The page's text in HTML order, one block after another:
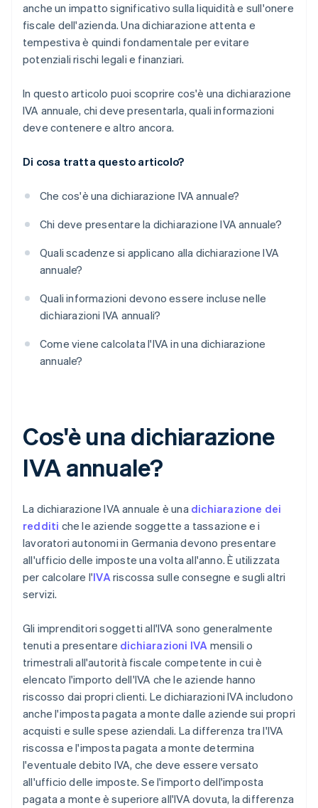
anche un impatto significativo sulla liquidità e sull'onere
fiscale dell'azienda. Una dichiarazione attenta e
tempestiva è quindi fondamentale per evitare
potenziali rischi legali e finanziari.
In questo articolo puoi scoprire cos'è una dichiarazione
IVA annuale, chi deve presentarla, quali informazioni
deve contenere e altro ancora.
Di cosa tratta questo articolo?
Che cos'è una dichiarazione IVA annuale?
Chi deve presentare la dichiarazione IVA annuale?
Quali scadenze si applicano alla dichiarazione IVA
annuale?
Quali informazioni devono essere incluse nelle
dichiarazioni IVA annuali?
Come viene calcolata l'IVA in una dichiarazione
annuale?
Cos'è una dichiarazione
IVA annuale?
La dichiarazione IVA annuale è una dichiarazione dei
redditi che le aziende soggette a tassazione e i
lavoratori autonomi in Germania devono presentare
all'ufficio delle imposte una volta all'anno. È utilizzata
per calcolare l'IVAriscossa sulle consegne e sugli altri
servizi.
Gli imprenditori soggetti all'IVA sono generalmente
tenuti a presentare dichiarazioni IVA mensili o
trimestrali all'autorità fiscale competente in cui è
elencato l'importo dell'IVA che le aziende hanno
riscosso dai propri clienti. Le dichiarazioni IVA includono
anche l'imposta pagata a monte dalle aziende sui propri
acquisti e sulle spese aziendali. La differenza tra l'IVA
riscossa e l'imposta pagata a monte determina
l'eventuale debito IVA, che deve essere versato
all'ufficio delle imposte. Se l'importo dell'imposta
pagata a monte è superiore all'IVA dovuta, la differenza